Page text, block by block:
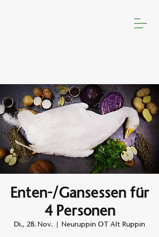
Enten-/Gansessen für
4 Personen
Di., 28. Nov.
  |
Neuruppin OT Alt Ruppin